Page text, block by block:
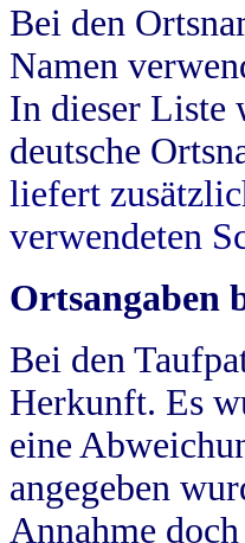
Bei den
Namen
In dieser Liste
deutsche
liefert
verwendeten
Ortsangaben
Bei den
Herkunft. Es
eine
angegeben
Annahme